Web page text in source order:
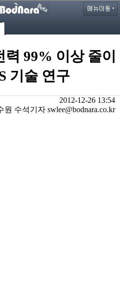
99% 이상 줄이
기술 연구
2012-12-26 13:54
원 수석기자 swlee@bodnara.co.kr